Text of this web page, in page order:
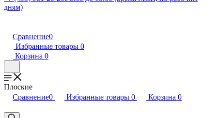
дням)
Сравнение0
Избранные товары 0
Корзина 0
Плоские
Сравнение0 Избранные товары 0 Корзина 0